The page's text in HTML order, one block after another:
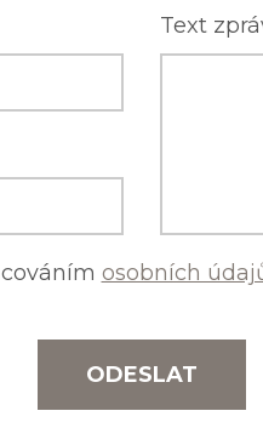
Text
osobních
ODESLAT